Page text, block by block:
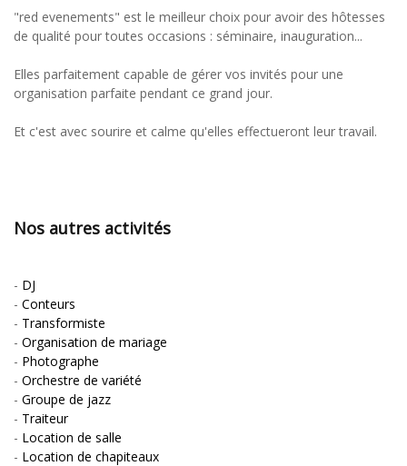
"red evenements" est le meilleur choix pour avoir des hôtesses
de qualité pour toutes occasions : séminaire, inauguration...
Elles parfaitement capable de gérer vos invités pour une
organisation parfaite pendant ce grand jour.
Et c'est avec sourire et calme qu'elles effectueront leur travail.
Nos autres activités
- DJ
- Conteurs
- Transformiste
- Organisation de mariage
- Photographe
- Orchestre de variété
- Groupe de jazz
- Traiteur
- Location de salle
- Location de chapiteaux